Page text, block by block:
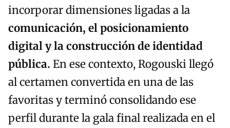
incorporar dimensiones ligadas a la
comunicación, el posicionamiento
digital y la construcción de identidad
pública. En ese contexto, Rogouski llegó
al certamen convertida en una de las
favoritas y terminó consolidando ese
perfil durante la gala final realizada en el